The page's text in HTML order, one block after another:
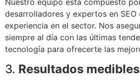
Nuestro equipo está compuesto
desarrolladores y expertos en SEO
experiencia en el sector. Nos
siempre al día con las últimas
tecnología para ofrecerte las
3. Resultados medibles